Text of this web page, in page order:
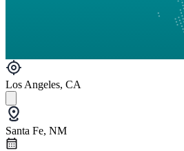
Los Angeles, CA
Santa Fe, NM